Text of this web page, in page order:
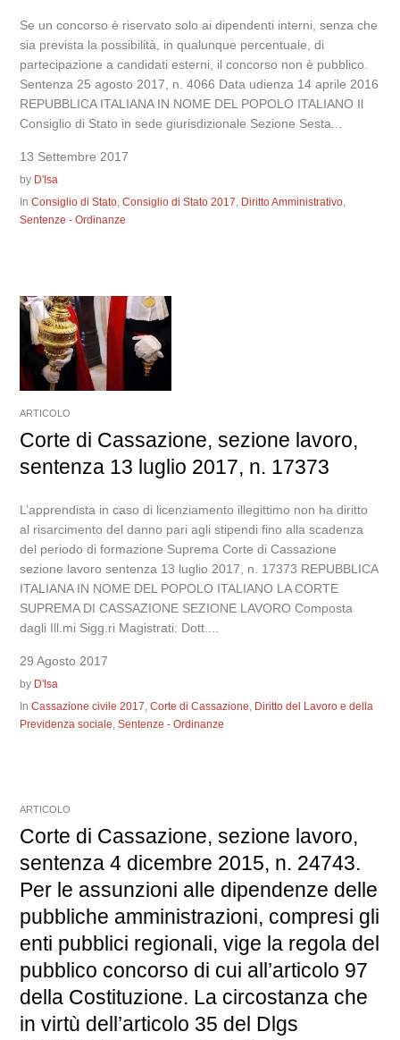
Se un concorso è riservato solo ai dipendenti interni, senza che
sia prevista la possibilità, in qualunque percentuale, di
partecipazione a candidati esterni, il concorso non è pubblico.
Sentenza 25 agosto 2017, n. 4066 Data udienza 14 aprile 2016
REPUBBLICA ITALIANA IN NOME DEL POPOLO ITALIANO Il
Consiglio di Stato in sede giurisdizionale Sezione Sesta...
13 Settembre 2017
by D'Isa
InConsiglio di Stato,Consiglio di Stato 2017, Diritto Amministrativo,
Sentenze - Ordinanze
ARTICOLO
Corte di Cassazione, sezione lavoro,
sentenza 13 luglio 2017, n. 17373
L’apprendista in caso di licenziamento illegittimo non ha diritto
al risarcimento del danno pari agli stipendi fino alla scadenza
del periodo di formazione Suprema Corte di Cassazione
sezione lavoro sentenza 13 luglio 2017, n. 17373 REPUBBLICA
ITALIANA IN NOME DEL POPOLO ITALIANO LA CORTE
SUPREMA DI CASSAZIONE SEZIONE LAVORO Composta
dagli Ill.mi Sigg.ri Magistrati: Dott....
29 Agosto 2017
by D'Isa
InCassazione civile 2017,Corte di Cassazione, Diritto del Lavoro e della
Previdenza sociale,Sentenze - Ordinanze
ARTICOLO
Corte di Cassazione, sezione lavoro,
sentenza 4 dicembre 2015, n. 24743.
Per le assunzioni alle dipendenze delle
pubbliche amministrazioni, compresi gli
enti pubblici regionali, vige la regola del
pubblico concorso di cui all’articolo 97
della Costituzione. La circostanza che
in virtù dell’articolo 35 del Dlgs